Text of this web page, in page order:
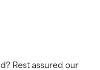
Rest assured our